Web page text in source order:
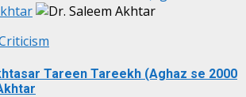
Tareen Tareekh (Aghaz se 2000